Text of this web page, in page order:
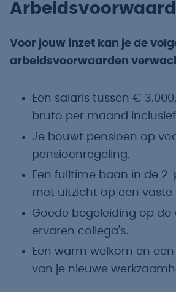
Voor jouw inzet kan je de
arbeidsvoorwaarden
Een salaris tussen €
bruto per maand
Je bouwt pensioen op
pensioenregeling.
Een fulltime baan in de
met uitzicht op een vaste
Goede begeleiding op de
ervaren collega's.
Een warm welkom en
van je nieuwe